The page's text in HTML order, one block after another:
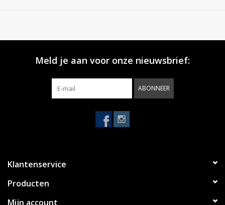
wijn, vol en zacht, intens fruit en mooie tannines. De
Meld je aan voor onze nieuwsbrief:
ABONNEER
Klantenservice
Producten
Mijn account